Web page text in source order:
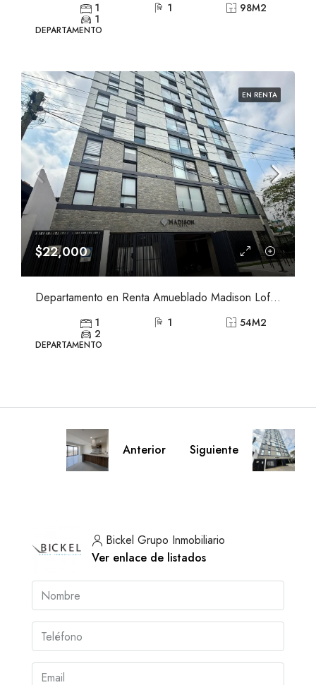
1 1 98M2
1
DEPARTAMENTO
EN RENTA
$22,000
Departamento en Renta Amueblado Madison Lofts, Ayuntamiento, Guadalajara
1 1 54M2
2
DEPARTAMENTO
Anterior Siguiente
Bickel Grupo Inmobiliario
Ver enlace de listados